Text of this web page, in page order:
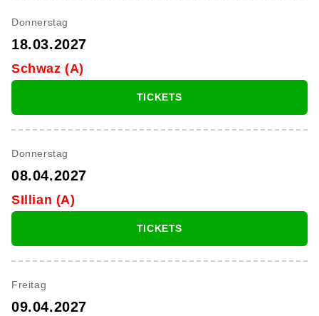
Donnerstag
18.03.2027
Schwaz (A)
TICKETS
Donnerstag
08.04.2027
SIllian (A)
TICKETS
Freitag
09.04.2027